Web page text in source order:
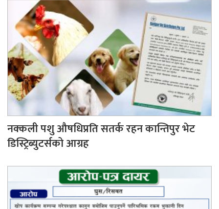
नक्कली पशु औषधिप्रति सतर्क रहन कान्तिपुर भेट
डिस्ट्रिब्युटर्सको आग्रह